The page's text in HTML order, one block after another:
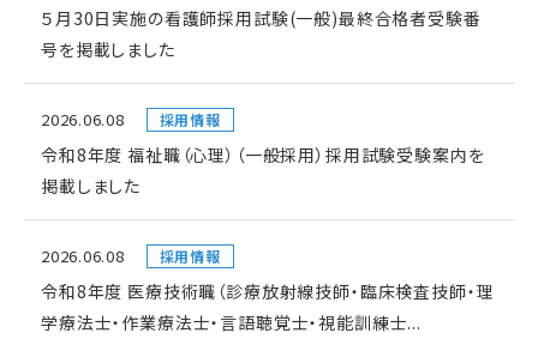
５月30日実施の看護師採用試験(一般)最終合格者受験番
号を掲載しました
2026.06.08 採用情報
令和8年度 福祉職（心理）（一般採用）採用試験受験案内を
掲載しました
2026.06.08 採用情報
令和8年度 医療技術職（診療放射線技師・臨床検査技師・理
学療法士・作業療法士・言語聴覚士・視能訓練士...